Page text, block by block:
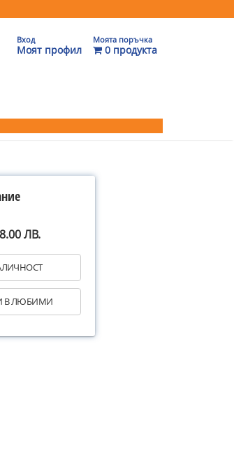
Вход
Моят профил
Моята поръчка
0 продукта
ЛВ.
В ЛЮБИМИ